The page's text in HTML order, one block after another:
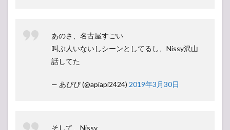
あのさ、名古屋すごい
叫ぶ人いないしシーンとしてるし、Nissy沢山
話してた
— あぴぴ (@apiapi2424) 2019年3月30日
そして、Nissy、